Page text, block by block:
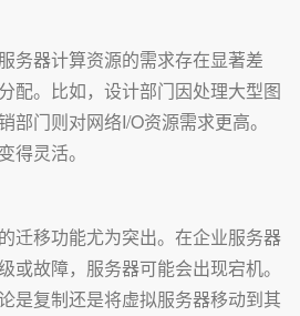
务器计算资源的需求存在显著差
配。比如，设计部门因处理大型图
部门则对网络I/O资源需求更高。
得灵活。
迁移功能尤为突出。在企业服务器
或故障，服务器可能会出现宕机。
是复制还是将虚拟服务器移动到其